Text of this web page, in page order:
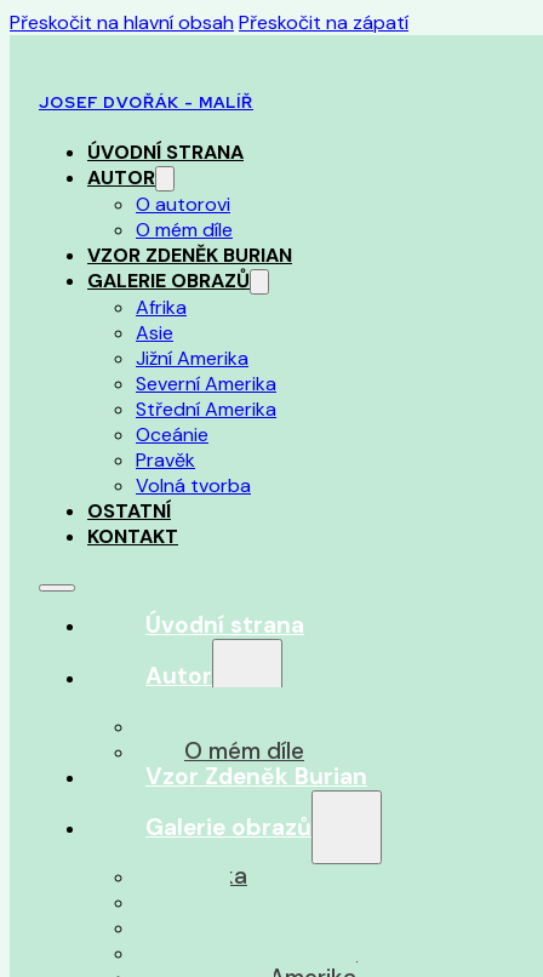
Přeskočit na hlavní obsahPřeskočit na zápatí
JOSEF DVOŘÁK - MALÍŘ
ÚVODNÍ STRANA
AUTOR
O autorovi
O mém díle
VZOR ZDENĚK BURIAN
GALERIE OBRAZŮ
Afrika
Asie
Jižní Amerika
Severní Amerika
Střední Amerika
Oceánie
Pravěk
Volná tvorba
OSTATNÍ
KONTAKT
Úvodní strana
Autor
O mém díle
Vzor Zdeněk Burian
Galerie obrazů
Afrika